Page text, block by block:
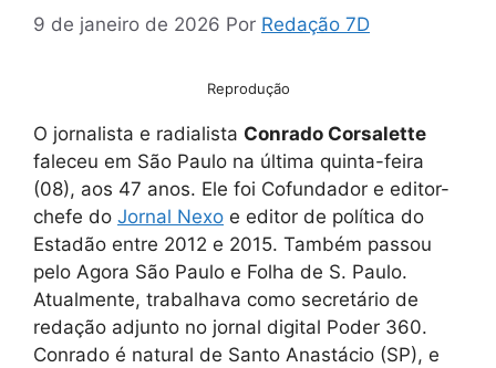
9 de janeiro de 2026 Por Redação 7D
Reprodução
O jornalista e radialista Conrado Corsalette
faleceu em São Paulo na última quinta-feira
(08), aos 47 anos. Ele foi Cofundador e editor-
chefe do Jornal Nexo e editor de política do
Estadão entre 2012 e 2015. Também passou
pelo Agora São Paulo e Folha de S. Paulo.
Atualmente, trabalhava como secretário de
redação adjunto no jornal digital Poder 360.
Conrado é natural de Santo Anastácio (SP), e